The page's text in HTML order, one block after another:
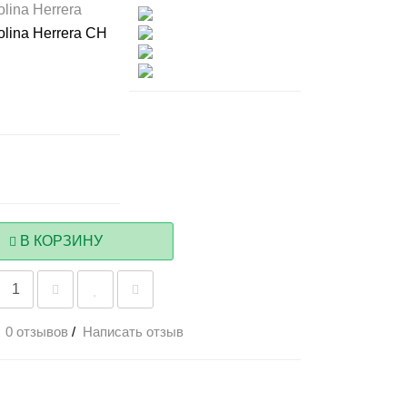
Herrera
Herrera CH
В КОРЗИНУ
0 отзывов / Написать отзыв